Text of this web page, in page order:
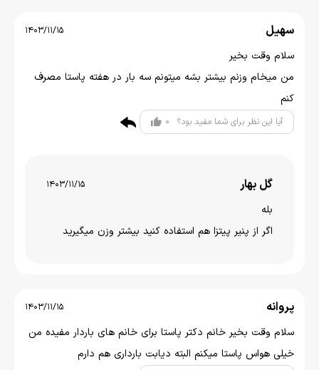
سهیل 1403/11/15
سلام وقت بخیر
من میخام وزنم بیشتر بشه میتونم سه بار در هفته پاستا مصرف
کنم
آیا این نظر برای شما مفید بود؟ 0
گل بهار 1403/11/15
بله
اگر از پنیر پیتزا هم استفاده کنید بیشتر وزن میگیرید
پروانه 1403/11/15
سلام وقت بخیر خانم دکتر پاستا برای خانم های باردار مفیده من
خیلی هواس پاستا میکنم البته دیابت بارداری هم دارم